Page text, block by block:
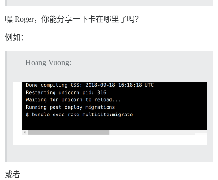
嘿 Roger，你能分享一下卡在哪里了吗？
例如：
Hoang Vuong:
或者